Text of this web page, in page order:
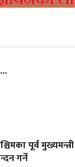
पूर्व
गर्ने